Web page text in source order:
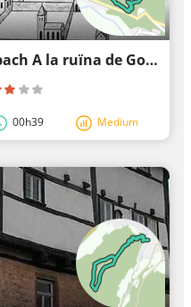
Itinerari circular d'Amorbach A la ruïna de Gotthard 2: Camí d'estiu de muntanya
00h39 Medium